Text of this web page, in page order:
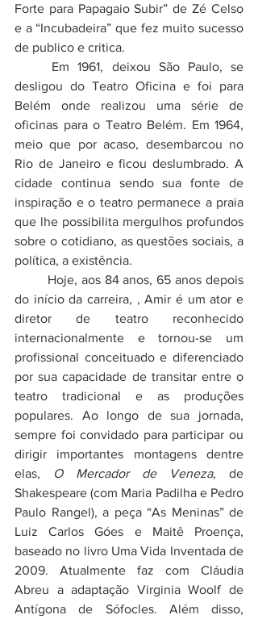
Forte para Papagaio Subir” de Zé Celso
e a “Incubadeira” que fez muito sucesso
de publico e critica.
desligou do Teatro Oficina e foi para
Belém onde realizou uma série de
oficinas para o Teatro Belém. Em 1964,
meio que por acaso, desembarcou no
Rio de Janeiro e ficou deslumbrado. A
cidade continua sendo sua fonte de
inspiração e o teatro permanece a praia
que lhe possibilita mergulhos profundos
sobre o cotidiano, as questões sociais, a
política, a existência.
do início da carreira, , Amir é um ator e
diretor de teatro reconhecido
internacionalmente e tornou-se um
profissional conceituado e diferenciado
por sua capacidade de transitar entre o
teatro tradicional e as produções
populares. Ao longo de sua jornada,
sempre foi convidado para participar ou
dirigir importantes montagens dentre
elas,
O Mercador de Veneza
Shakespeare (com Maria Padilha e Pedro
Paulo Rangel), a peça “As Meninas” de
Luiz Carlos Góes e Maitê Proença,
baseado no livro Uma Vida Inventada de
2009. Atualmente faz com Cláudia
Abreu a adaptação Virginia Woolf de
Antígona de Sófocles. Além disso,